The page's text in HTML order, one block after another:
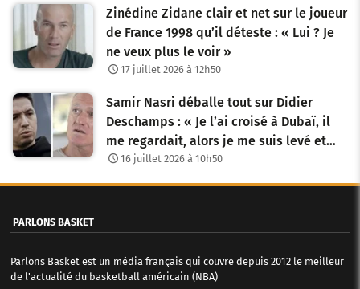
Zinédine Zidane clair et net sur le joueur
de France 1998 qu’il déteste : « Lui ? Je
ne veux plus le voir »
17 juillet 2026 à 12h50
Samir Nasri déballe tout sur Didier
Deschamps : « Je l’ai croisé à Dubaï, il
me regardait, alors je me suis levé et…
16 juillet 2026 à 10h50
PARLONS BASKET
Parlons Basket est un média français qui couvre depuis 2012 le meilleur
de l'actualité du basketball américain (NBA)